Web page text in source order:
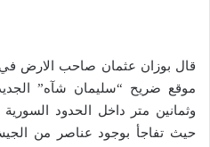
قال بوزان عثمان صاحب الارض
موقع ضريح “سليمان شآه”
وثمانين متر داخل الحدود
حيث تفاجأ بوجود عناصر من